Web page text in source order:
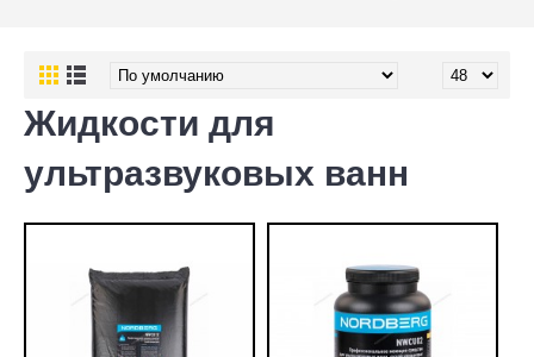
Жидкости для
ультразвуковых ванн